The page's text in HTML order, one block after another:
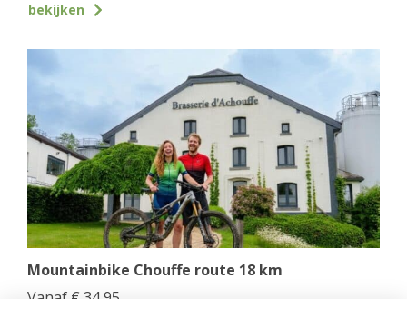
bekijken
Mountainbike Chouffe route 18 km
Vanaf € 34,95